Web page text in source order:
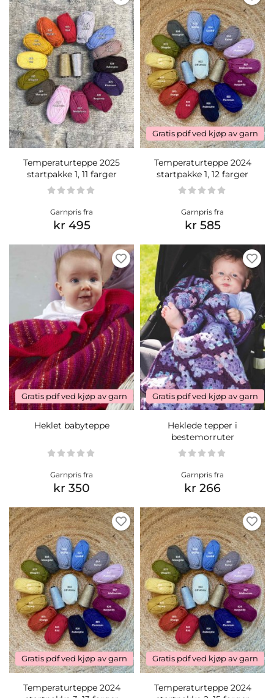
Temperaturteppe 2025
startpakke 1, 11 farger
Garnpris fra
kr 495
Gratis pdf ved kjøp av garn
Temperaturteppe 2024
startpakke 1, 12 farger
Garnpris fra
kr 585
Gratis pdf ved kjøp av garn
Heklet babyteppe
Garnpris fra
kr 350
Gratis pdf ved kjøp av garn
Heklede tepper i
bestemorruter
Garnpris fra
kr 266
Gratis pdf ved kjøp av garn
Temperaturteppe 2024
Gratis pdf ved kjøp av garn
Temperaturteppe 2024